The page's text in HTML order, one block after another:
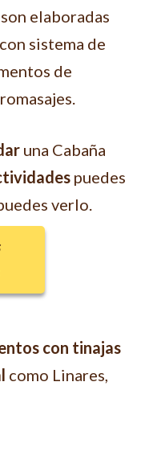
son elaboradas
sistema de
de
una Cabaña
puedes
verlo.
con tinajas
como Linares,